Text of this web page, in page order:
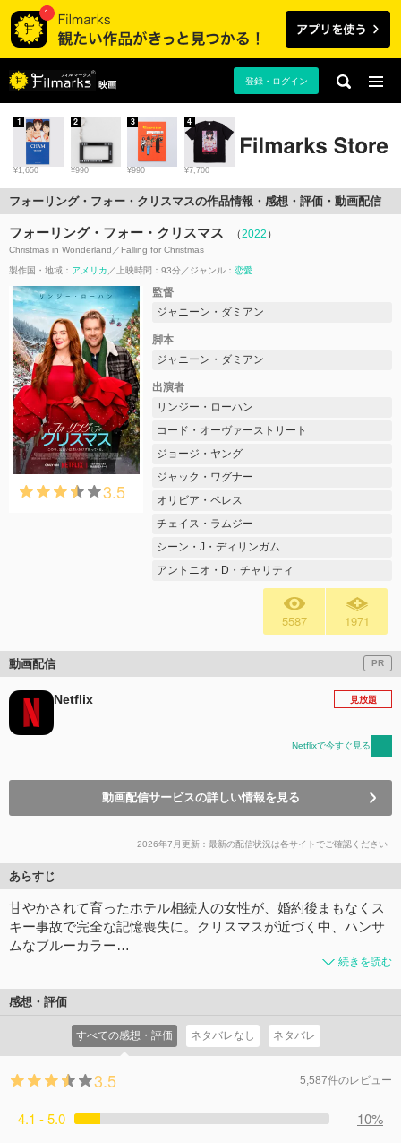
映画 登録・ログイン
¥1,650
1
¥990
2
¥990
3
¥7,700
4
フォーリング・フォー・クリスマスの作品情報・感想・評価・動画配信
フォーリング・フォー・クリスマス （2022 ）
Christmas in Wonderland／Falling for Christmas
製作国・地域： アメリカ 上映時間：93分 ジャンル： 恋愛
3.5
監督
ジャニーン・ダミアン
脚本
ジャニーン・ダミアン
出演者
リンジー・ローハン
コード・オーヴァーストリート
ジョージ・ヤング
ジャック・ワグナー
オリビア・ペレス
チェイス・ラムジー
シーン・J・ディリンガム
アントニオ・D・チャリティ
5587 1971
動画配信 PR
Netflix 見放題
Netflixで今すぐ見る
動画配信サービスの詳しい情報を見る
2026年7月更新：最新の配信状況は各サイトでご確認ください
あらすじ
甘やかされて育ったホテル相続人の女性が、婚約後まもなくス
キー事故で完全な記憶喪失に。クリスマスが近づく中、ハンサ
ムなブルーカラー…
続きを読む
感想・評価
すべての感想・評価 ネタバレなし ネタバレ
3.5 5,587件のレビュー
4.1 - 5.0
10%